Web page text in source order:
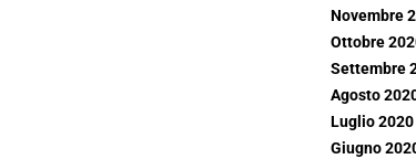
Novembre
Ottobre
Settembre
Agosto
Luglio 2020
Giugno